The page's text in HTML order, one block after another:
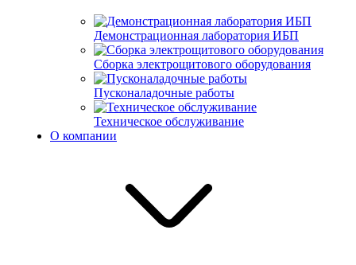
Демонстрационная лаборатория ИБП
Сборка электрощитового оборудования
Пусконаладочные работы
Техническое обслуживание
О компании